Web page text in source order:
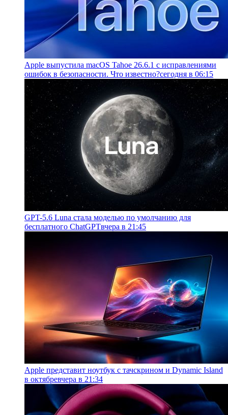
Apple выпустила macOS Tahoe 26.6.1 с исправлениями
ошибок в безопасности. Что известно?сегодня в 06:15
GPT-5.6 Luna стала моделью по умолчанию для
бесплатного ChatGPTвчера в 21:45
Apple представит ноутбук с тачскрином и Dynamic Island
в октябревчера в 21:34